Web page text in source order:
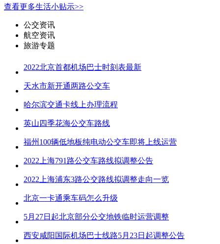
查看更多生活小贴示>>
公交资讯
航空资讯
旅游专题
2022北京首都机场巴士时刻表最新
天水市新开通两路公交车
哈尔滨交通卡线上办理流程
英山四季花海公交车路线
福州100辆低地板纯电动公交车即将上线运营
2022上海791路公交车路线拟调整公告
2022上海浦东3路公交路线拟调整走向一览
北京一卡通乘车码怎么升级
5月27日起北京部分公交地铁临时运营调整
西安咸阳国际机场巴士线路5月23日起调整公告